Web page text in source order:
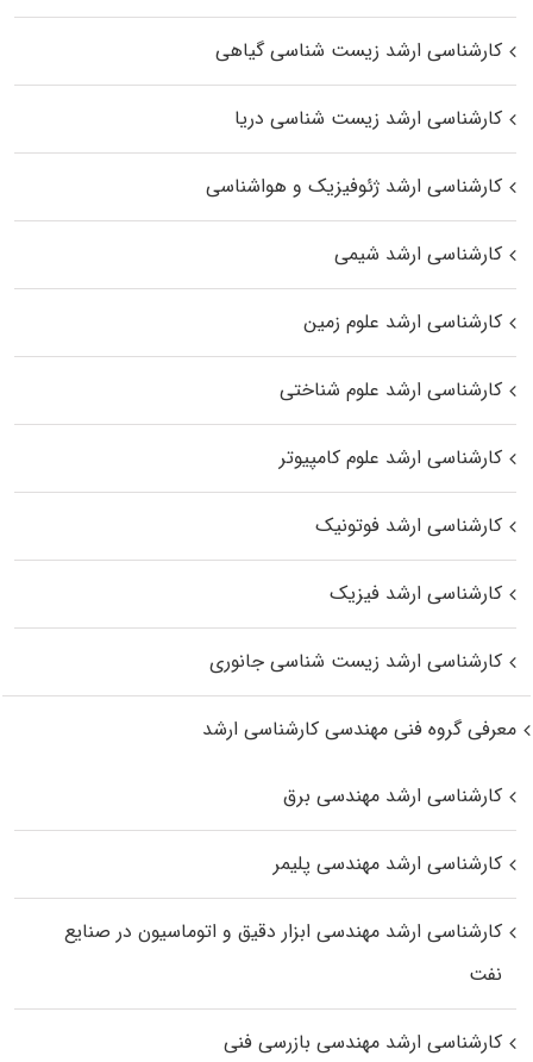
کارشناسی ارشد زیست‌ شناسی گیاهی
کارشناسی ارشد زیست‌ شناسی دریا
کارشناسی ارشد ژئوفیزیک و هواشناسی
کارشناسی ارشد شیمی
کارشناسی ارشد علوم زمین
کارشناسی ارشد علوم شناختی
کارشناسی ارشد علوم کامپیوتر
کارشناسی ارشد فوتونیک
کارشناسی ارشد فیزیک
کارشناسی ارشد زیست‌ شناسی جانوری
معرفی گروه فنی مهندسی کارشناسی ارشد
کارشناسی ارشد مهندسی برق
کارشناسی ارشد مهندسی پلیمر
کارشناسی ارشد مهندسی ابزار دقیق و اتوماسیون در صنایع
نفت
کارشناسی ارشد مهندسی بازرسی فنی